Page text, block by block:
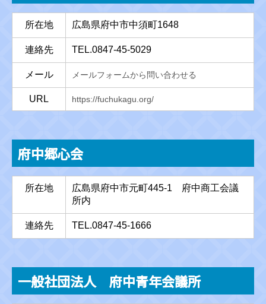
所在地 広島県府中市中須町1648
連絡先 TEL.0847-45-5029
メール メールフォームから問い合わせる
URL https://fuchukagu.org/
府中郷心会
所在地
広島県府中市元町445-1 府中商工会議
所内
連絡先 TEL.0847-45-1666
一般社団法人 府中青年会議所